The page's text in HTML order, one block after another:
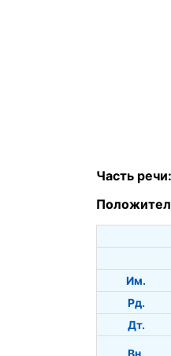
Часть речи:
Им.
Рд.
Дт.